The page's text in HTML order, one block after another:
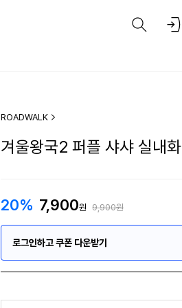
ROADWALK
겨울왕국2 퍼플 샤샤 실내화
20% 7,900원 9,900원
로그인하고 쿠폰 다운받기